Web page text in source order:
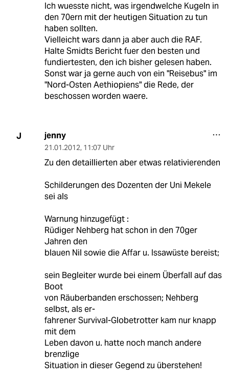
Ich wuesste nicht, was irgendwelche Kugeln in
den 70ern mit der heutigen Situation zu tun
haben sollten.
Vielleicht wars dann ja aber auch die RAF.
Halte Smidts Bericht fuer den besten und
fundiertesten, den ich bisher gelesen haben.
Sonst war ja gerne auch von ein "Reisebus" im
"Nord-Osten Aethiopiens" die Rede, der
beschossen worden waere.
J jenny
21.01.2012, 11:07 Uhr
Zu den detaillierten aber etwas relativierenden
Schilderungen des Dozenten der Uni Mekele
sei als
Warnung hinzugefügt :
Rüdiger Nehberg hat schon in den 70ger
Jahren den
blauen Nil sowie die Affar u. Issawüste bereist;
sein Begleiter wurde bei einem Überfall auf das
Boot
von Räuberbanden erschossen; Nehberg
selbst, als er-
fahrener Survival-Globetrotter kam nur knapp
mit dem
Leben davon u. hatte noch manch andere
brenzlige
Situation in dieser Gegend zu überstehen!